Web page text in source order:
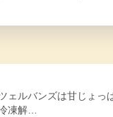
ェルバンズは甘じょっ
凍解…